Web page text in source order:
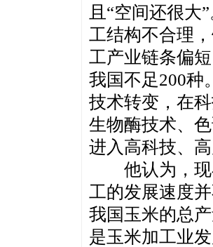
且“空间还很大
工结构不合理
工产业链条偏
我国不足200种
技术转变，在
生物酶技术、
进入高科技、
他认为，现
工的发展速度
我国玉米的总
是玉米加工业